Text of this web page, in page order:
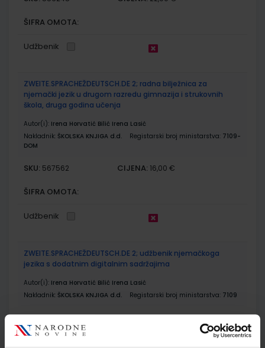
ŠIFRA OMOTA:
Udžbenik
ZWEITE.SPRACHEŽDEUTSCH.DE 2; radna bilježnica za
njemački jezik u drugom razredu gimnazija i strukovnih
škola, druga godina učenja
Autor(i): Irena Horvatić Bilić Irena Lasić
Nakladnik: ŠKOLSKA KNJIGA d.d. Registarski broj ministarstva: 7109-
DOM
SKU: 567562 CIJENA: 16,00 €
ŠIFRA OMOTA:
Udžbenik
ZWEITE.SPRACHEŽDEUTSCH.DE 2; udžbenik njemačkoga
jezika s dodatnim digitalnim sadržajima
Autor(i): Irena Horvatić Bilić Irena Lasić
Nakladnik: ŠKOLSKA KNJIGA d.d. Registarski broj ministarstva: 7109
SKU:567561 CIJENA:24,00 €